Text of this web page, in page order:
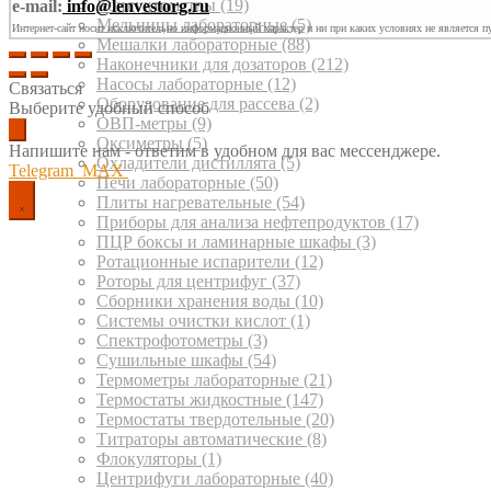
Кондуктометры (19)
Мельницы лабораторные(5)
Мешалки лабораторные(88)
Наконечники для дозаторов (212)
Насосы лабораторные (12)
Оборудование для рассева (2)
ОВП-метры (9)
Оксиметры (5)
Охладители дистиллята(5)
Печи лабораторные (50)
Плиты нагревательные (54)
Приборы для анализа нефтепродуктов (17)
ПЦР боксы и ламинарные шкафы (3)
Ротационные испарители (12)
Роторы для центрифуг (37)
Сборники хранения воды (10)
Системы очистки кислот (1)
Спектрофотометры (3)
Сушильные шкафы (54)
Термометры лабораторные (21)
Термостаты жидкостные (147)
Термостаты твердотельные (20)
Титраторы автоматические (8)
Флокуляторы (1)
Центрифуги лабораторные (40)
e-mail: info@lenvestorg.ru
Интернет-сайт носит исключительно информационный характер и ни при каких условиях не является
Связаться
Выберите удобный способ
Напишите нам - ответим в удобном для вас мессенджере.
Telegram MAX